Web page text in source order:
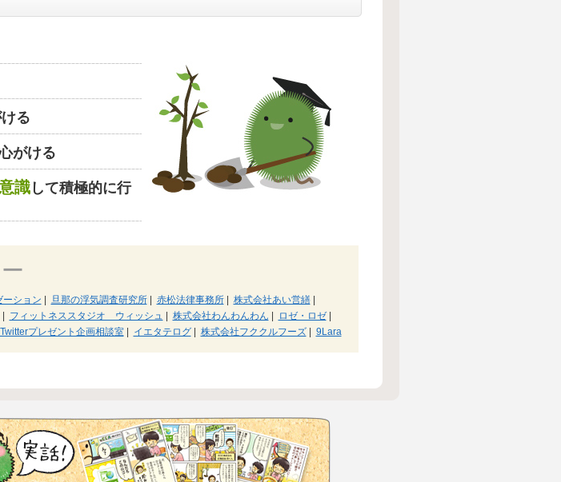
る
がける
識して積極的に行
ーション 旦那の浮気調査研究所| 赤松法律事務所| 株式会社あい営繕|
フィットネススタジオ ウィッシュ 株式会社わんわんわん ロゼ・ロゼ|
Twitterプレゼント企画相談室| イエタテログ| 株式会社フククルフーズ| 9Lara